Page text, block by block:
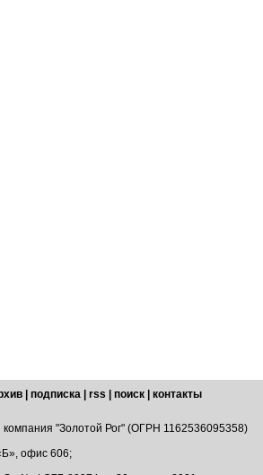
подписка rss поиск
контакты
компания "Золотой Рог" (ОГРН 1162536095358)
офис 606;